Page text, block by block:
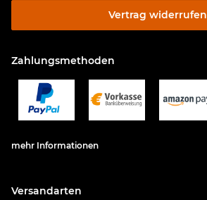
Vertrag widerrufen
Zahlungsmethoden
mehr Informationen
Versandarten